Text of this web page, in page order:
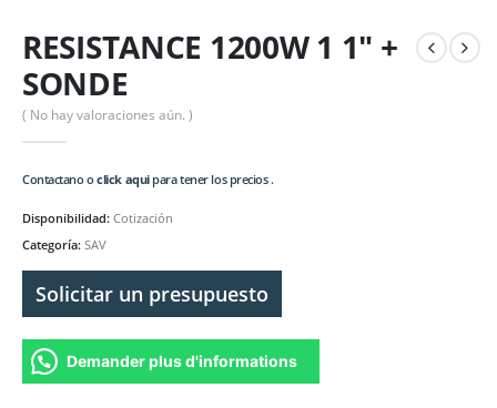
RESISTANCE 1200W 1 1″ +
SONDE
( No hay valoraciones aún. )
Contactano oclick aquipara tener los precios .
Disponibilidad: Cotización
Categoría: SAV
Solicitar un presupuesto
Demander plus d'informations